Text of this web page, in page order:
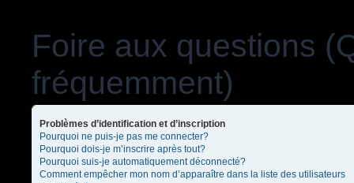
Foire aux questions
fréquemment)
Problèmes d’identification et d’inscription
Pourquoi ne puis-je pas me connecter?
Pourquoi dois-je m’inscrire après tout?
Pourquoi suis-je automatiquement déconnecté?
Comment empêcher mon nom d’apparaître dans la liste des utilisateurs